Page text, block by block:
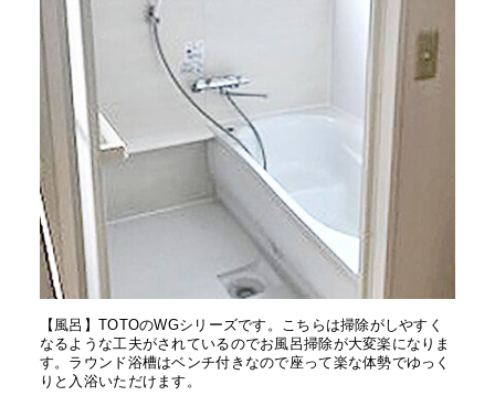
【風呂】TOTOのWGシリーズです。こちらは掃除がしやすく
なるような工夫がされているのでお風呂掃除が大変楽になりま
す。ラウンド浴槽はベンチ付きなので座って楽な体勢でゆっく
りと入浴いただけます。